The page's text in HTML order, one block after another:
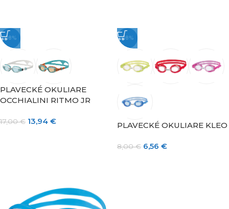
-18%
PLAVECKÉ OKULIARE
OCCHIALINI RITMO JR
17,00€ 13,94 €
-18%
PLAVECKÉ OKULIARE KLEO
8,00€ 6,56 €